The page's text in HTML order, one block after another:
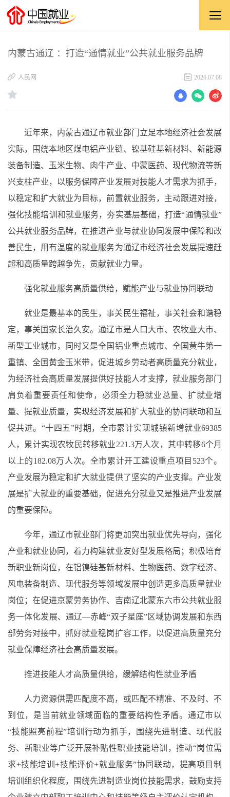
内蒙古通辽 ：打造“通情就业”公共就业服务品牌
​人民网 2026.07.08
近年来，内蒙古通辽市就业部门立足本地经济社会发展
实际，围绕本地区煤电铝产业链、镍基硅基新材料、新能源
装备制造、玉米生物、肉牛产业、中蒙医药、现代物流等新
兴支柱产业，以服务保障产业发展对技能人才需求为抓手，
以稳定和扩大就业为目标，前置就业服务，主动跟进对接，
强化技能培训和就业服务，夯实基层基础，打造“通情就业”
公共就业服务品牌，在推进产业与就业协同发展中保障和改
善民生，用有温度的就业服务为通辽市经济社会发展提速赶
超和高质量跨越争先，贡献就业力量。
强化就业服务高质量供给，赋能产业与就业协同联动
就业是最基本的民生，事关民生福祉，事关社会和谐稳
定，事关国家长治久安。通辽市是人口大市、农牧业大市、
新型工业城市，同时又是全国铝业重点城市、全国黄牛第一
重镇、全国黄金玉米带，促进城乡劳动者高质量充分就业，
为经济社会高质量发展提供好技能人才支撑，就业服务部门
肩负着重要责任和使命，必须全力稳就业总量、扩就业增
量、提就业质量，实现经济发展和扩大就业的协同联动和互
促共进。“十四五”时期，全市累计实现城镇新增就业69385
人，累计实现农牧民转移就业221.3万人次，其中转移6个月
以上的182.08万人次。全市累计开工建设重点项目523个。
产业发展为稳定和扩大就业提供了坚实的产业支撑。产业发
展是扩大就业的重要基础，促进充分就业又是推进产业发展
的重要保障。
今年，通辽市就业部门将更加突出就业优先导向，强化
产业和就业协同，着力构建就业友好型发展格局；积极培育
新职业新岗位，在铝镍硅基新材料、生物医药、数字经济、
风电装备制造、现代服务等领域发展中创造更多高质量就业
岗位；在促进京蒙劳务协作、吉南辽北蒙东六市公共就业服
务一体化发展、通辽—赤峰“双子星座”区域协调发展和东西
部劳务对接中，抓好就业稳岗扩容工作，以促进高质量充分
就业保障经济社会高质量发展。
推进技能人才高质量供给，缓解结构性就业矛盾
人力资源供需匹配度不高，或匹配不精准、不及时、不
到位，是当前就业领域面临的重要结构性矛盾。通辽市以
“技能照亮前程”培训行动为抓手，围绕先进制造、现代服
务、新职业等广泛开展补贴性职业技能培训，推动“岗位需
求+技能培训+技能评价+就业服务”协同联动，提高项目制
培训组织化程度，围绕先进制造业岗位技能需求，鼓励支持